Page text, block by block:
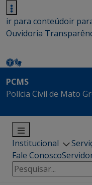
ir para conteúdoir
Ouvidoria
PCMS
Polícia Civil de Mato
Institucional
Fale Conosco
Pesquisar
por: